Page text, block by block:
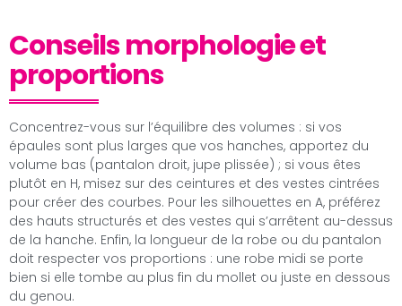
Conseils morphologie et
proportions
Concentrez-vous sur l’équilibre des volumes : si vos
épaules sont plus larges que vos hanches, apportez du
volume bas (pantalon droit, jupe plissée) ; si vous êtes
plutôt en H, misez sur des ceintures et des vestes cintrées
pour créer des courbes. Pour les silhouettes en A, préférez
des hauts structurés et des vestes qui s’arrêtent au-dessus
de la hanche. Enfin, la longueur de la robe ou du pantalon
doit respecter vos proportions : une robe midi se porte
bien si elle tombe au plus fin du mollet ou juste en dessous
du genou.